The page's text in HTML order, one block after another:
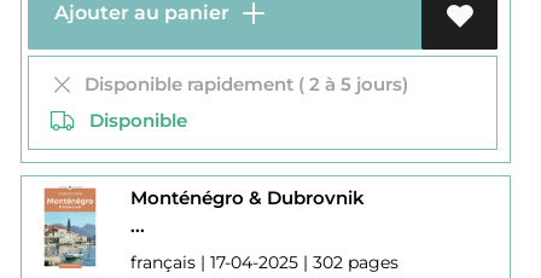
Ajouter au panier
Disponible rapidement ( 2 à 5 jours)
Disponible
Monténégro & Dubrovnik
...
français | 17-04-2025 | 302 pages